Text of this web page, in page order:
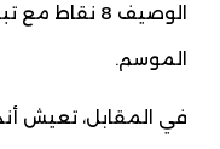
الوصيف 8
الموسم.
في المقابل، تعيش